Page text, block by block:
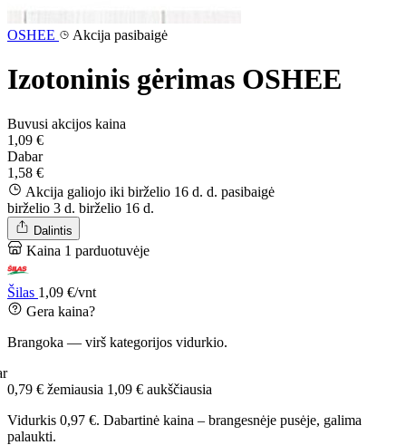
OSHEE Akcija pasibaigė
Izotoninis gėrimas OSHEE
Buvusi akcijos kaina
1,09 €
Dabar
1,58 €
Akcija galiojo iki birželio 16 d. d. pasibaigė
birželio 3 d. birželio 16 d.
Dalintis
Kaina 1 parduotuvėje
Šilas 1,09 €/vnt
Gera kaina?
Brangoka — virš kategorijos vidurkio.
0,79 € žemiausia 1,09 € aukščiausia
Vidurkis 0,97 €. Dabartinė kaina – brangesnėje pusėje, galima
palaukti.